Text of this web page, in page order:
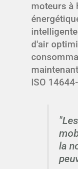
moteurs à
d'air
ISO
la